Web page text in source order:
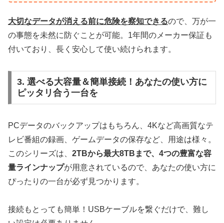
大切なデータが消える前に危険を察知できるので、万が一
の事態を未然に防ぐことが可能。1年間のメーカー保証も
付いており、長く安心して使い続けられます。
3. 選べる大容量＆簡単接続！あなたの使い方に
ピッタリ合う一台を
PCデータのバックアップはもちろん、4Kなど高画質なテ
レビ番組の録画、ゲームデータの保存など、用途は様々。
このシリーズは、 2TBから最大8TBまで、4つの豊富な容
量ラインナップが用意されているので、あなたの使い方に
ぴったりの一台が必ず見つかります。
接続もとっても簡単！USBケーブルを繋ぐだけで、難し